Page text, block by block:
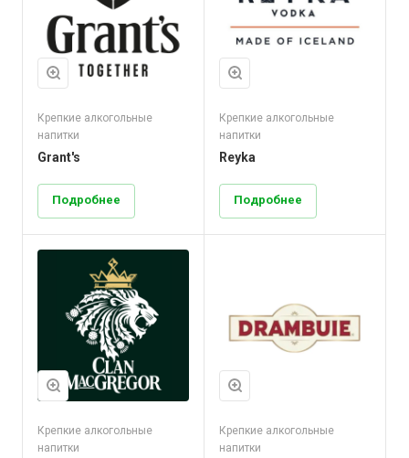
Крепкие алкогольные
напитки
Grant's
Подробнее
Крепкие алкогольные
напитки
Reyka
Подробнее
Крепкие алкогольные
напитки
Крепкие алкогольные
напитки